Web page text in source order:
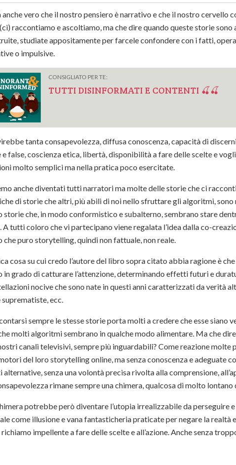
anche vero che il nostro pensiero è narrativo e che il nostro cervello
raccontiamo e ascoltiamo, ma che dire quando queste storie
studiate appositamente per farcele confondere con i fatti,
o impulsive.
CONSIGLIATO PER TE:
TUTTI DISINFORMATI E CONTENTI 🍒🍒
tanta consapevolezza, diffusa conoscenza, capacità di
e false, coscienza etica, libertà, disponibilità a fare delle scelte e
molto semplici ma nella pratica poco esercitate.
anche diventati tutti narratori ma molte delle storie che ci
di storie che altri, più abili di noi nello sfruttare gli algoritmi,
storie che, in modo conformistico e subalterno, sembrano stare
A tutti coloro che vi partecipano viene regalata l’idea dalla co-
che puro storytelling, quindi non fattuale, non reale.
cosa su cui credo l’autore del libro sopra citato abbia ragione è
in grado di catturare l’attenzione, determinando effetti futuri e
nocive che sono nate in questi anni caratterizzati da verità
suprematiste, ecc.
sempre le stesse storie porta molti a credere che esse siano
molti algoritmi sembrano in qualche modo alimentare. Ma che
canali televisivi, sempre più inguardabili? Come reazione molte
del loro storytelling online, ma senza conoscenza e adeguate
alternative, senza una volontà precisa rivolta alla comprensione,
rimane sempre una chimera, qualcosa di molto lontano
potrebbe però diventare l’utopia irrealizzabile da perseguire
come illusione e vana fantasticheria praticate per negare la realtà
impellente a fare delle scelte e all’azione. Anche senza